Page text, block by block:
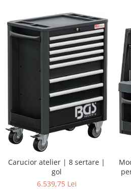
Carucior atelier | 8 sertare |
gol
6.539,75 Lei